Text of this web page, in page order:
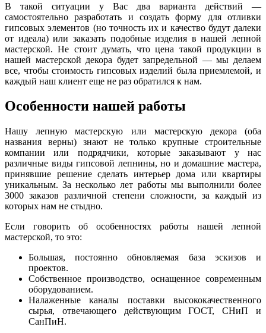
В такой ситуации у Вас два варианта действий —
самостоятельно разработать и создать форму для отливки
гипсовых элементов (но точность их и качество будут далеки
от идеала) или заказать подобные изделия в нашей лепной
мастерской. Не стоит думать, что цена такой продукции в
нашей мастерской декора будет запредельной — мы делаем
все, чтобы стоимость гипсовых изделий была приемлемой, и
каждый наш клиент еще не раз обратился к нам.
Особенности нашей работы
Нашу лепную мастерскую или мастерскую декора (оба
названия верны) знают не только крупные строительные
компании или подрядчики, которые заказывают у нас
различные виды гипсовой лепнины, но и домашние мастера,
принявшие решение сделать интерьер дома или квартиры
уникальным. За несколько лет работы мы выполнили более
3000 заказов различной степени сложности, за каждый из
которых нам не стыдно.
Если говорить об особенностях работы нашей лепной
мастерской, то это:
Большая, постоянно обновляемая база эскизов и
проектов.
Собственное производство, оснащенное современным
оборудованием.
Налаженные каналы поставки высококачественного
сырья, отвечающего действующим ГОСТ, СНиП и
СанПиН.